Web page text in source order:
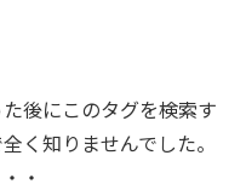
後にこのタグを検索す
く知りませんでした。
・